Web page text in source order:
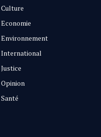
Culture
Economie
Environnement
International
Justice
Opinion
Santé